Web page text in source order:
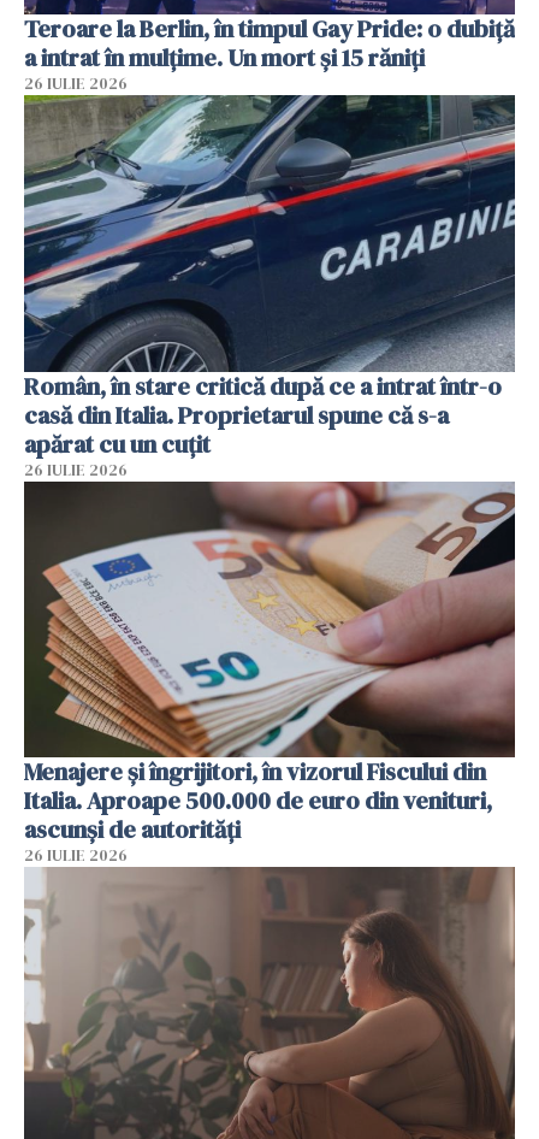
Teroare la Berlin, în timpul Gay Pride: o dubiță
a intrat în mulțime. Un mort și 15 răniți
26 IULIE 2026
Român, în stare critică după ce a intrat într-o
casă din Italia. Proprietarul spune că s-a
apărat cu un cuțit
26 IULIE 2026
Menajere și îngrijitori, în vizorul Fiscului din
Italia. Aproape 500.000 de euro din venituri,
ascunși de autorități
26 IULIE 2026